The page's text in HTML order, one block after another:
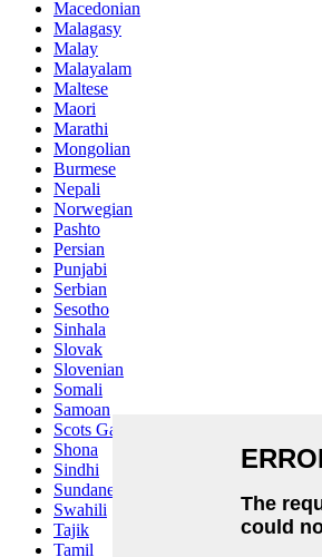
Macedonian
Malagasy
Malay
Malayalam
Maltese
Maori
Marathi
Mongolian
Burmese
Nepali
Norwegian
Pashto
Persian
Punjabi
Serbian
Sesotho
Sinhala
Slovak
Slovenian
Somali
Samoan
Scots Gaelic
Shona
Sindhi
Sundanese
Swahili
Tajik
Tamil